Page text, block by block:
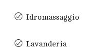
Idromassaggio
Lavanderia